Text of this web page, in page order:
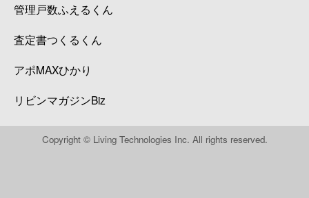
管理戸数ふえるくん
査定書つくるくん
アポMAXひかり
リビンマガジンBiz
Copyright © Living Technologies Inc. All rights reserved.